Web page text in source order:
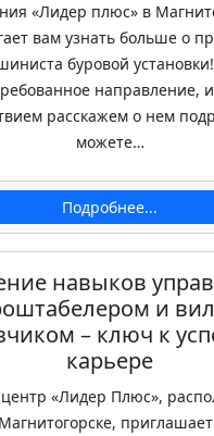
«Лидер плюс» в
вам узнать больше о
буровой
направление,
расскажем о нем
можете…
Подробнее...
навыков
и
– ключ к
карьере
«Лидер Плюс»,